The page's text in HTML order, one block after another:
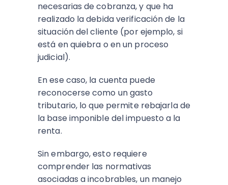
necesarias de cobranza, y que ha
realizado la debida verificación de la
situación del cliente (por ejemplo, si
está en quiebra o en un proceso
judicial).
En ese caso, la cuenta puede
reconocerse como un gasto
tributario, lo que permite rebajarla de
la base imponible del impuesto a la
renta.
Sin embargo, esto requiere
comprender las normativas
asociadas a incobrables, un manejo